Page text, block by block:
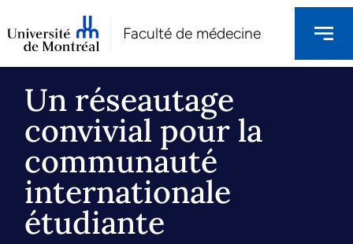
Faculté de médecine
Un réseautage
convivial pour la
communauté
internationale
étudiante